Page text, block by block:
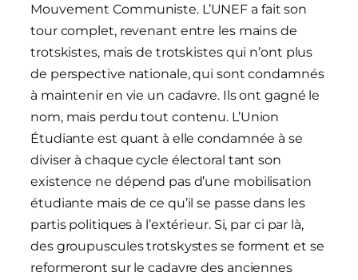
Mouvement Communiste. L’UNEF a fait son
tour complet, revenant entre les mains de
trotskistes, mais de trotskistes qui n’ont plus
de perspective nationale, qui sont condamnés
à maintenir en vie un cadavre. Ils ont gagné le
nom, mais perdu tout contenu. L’Union
Étudiante est quant à elle condamnée à se
diviser à chaque cycle électoral tant son
existence ne dépend pas d’une mobilisation
étudiante mais de ce qu’il se passe dans les
partis politiques à l’extérieur. Si, par ci par là,
des groupuscules trotskystes se forment et se
reformeront sur le cadavre des anciennes